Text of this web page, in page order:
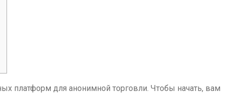
платформ для анонимной торговли. Чтобы начать, вам